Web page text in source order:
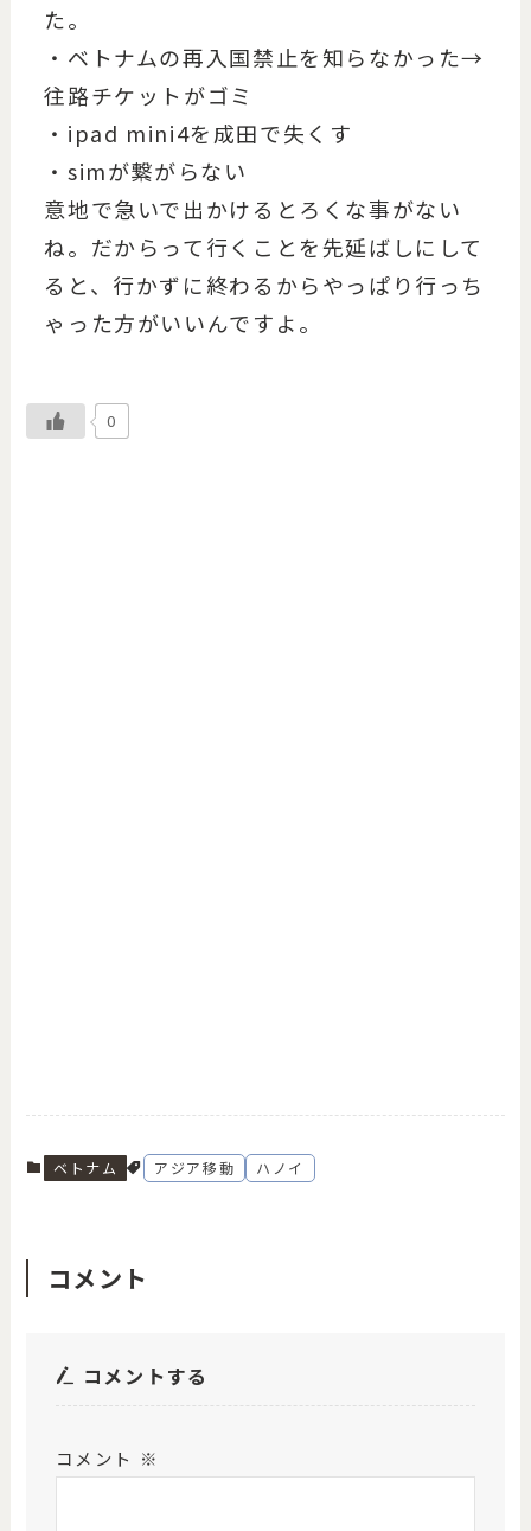
た。
・ベトナムの再入国禁止を知らなかった→
往路チケットがゴミ
・ipad mini4を成田で失くす
・simが繋がらない
意地で急いで出かけるとろくな事がない
ね。だからって行くことを先延ばしにして
ると、行かずに終わるからやっぱり行っち
ゃった方がいいんですよ。
0
ベトナム アジア移動 ハノイ
コメント
コメントする
コメント ※